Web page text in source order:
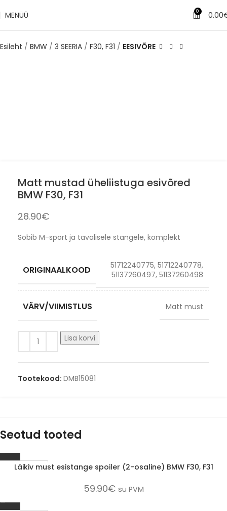
MENÜÜ 0 0.00
Esileht BMW 3 SEERIA F30, F31 EESIVÕRE
Matt mustad üheliistuga esivõred
BMW F30, F31
28.90€
Sobib M-sport ja tavalisele stangele, komplekt
ORIGINAALKOOD
51712240775, 51712240778,
51137260497, 51137260498
VÄRV/VIIMISTLUS Matt must
✔Tarne 1–3 tööpäeva jooksul
Lisa korvi
Tootekood: DMB15081
Seotud tooted
1-3 D.D.
Läikiv must esistange spoiler (2-osaline) BMW F30, F31
59.90€ su PVM